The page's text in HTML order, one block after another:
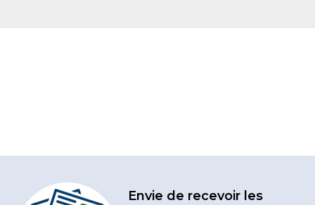
Envie de recevoir les